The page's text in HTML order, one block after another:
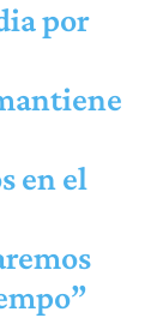
por
en el